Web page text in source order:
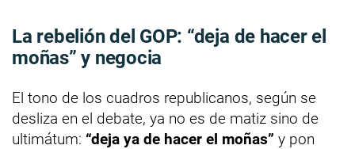
La rebelión del GOP: “deja de hacer el
moñas” y negocia
El tono de los cuadros republicanos, según se
desliza en el debate, ya no es de matiz sino de
ultimátum: “deja ya de hacer el moñas” y pon